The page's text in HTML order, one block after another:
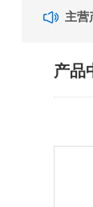
主营
产品